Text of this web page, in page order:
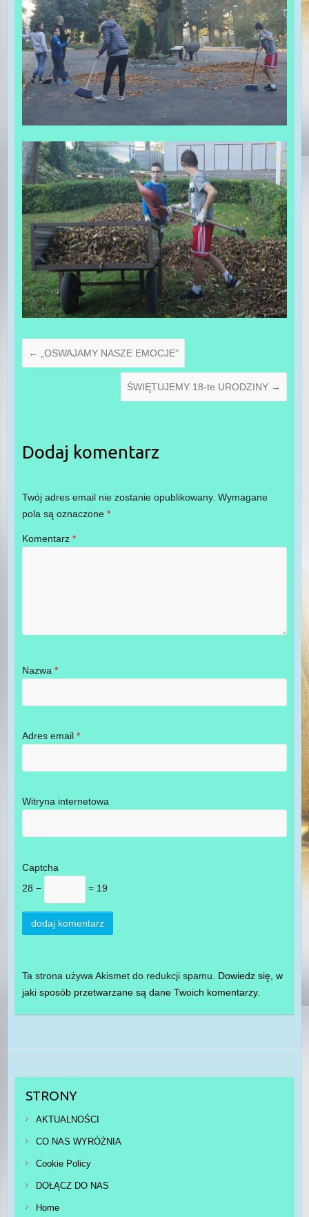
← „OSWAJAMY NASZE EMOCJE”
ŚWIĘTUJEMY 18-te URODZINY →
Dodaj komentarz
Twój adres email nie zostanie opublikowany. Wymagane
pola są oznaczone *
Komentarz *
Nazwa *
Adres email *
Witryna internetowa
Captcha
28 −
= 19
Ta strona używa Akismet do redukcji spamu. Dowiedz się, w
jaki sposób przetwarzane są dane Twoich komentarzy.
STRONY
AKTUALNOŚCI
CO NAS WYRÓŻNIA
Cookie Policy
DOŁĄCZ DO NAS
Home